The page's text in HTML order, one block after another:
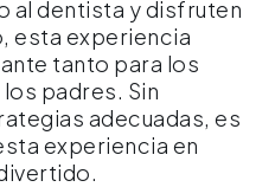
al dentista y disfruten
esta experiencia
tanto para los
padres. Sin
adecuadas, es
experiencia en